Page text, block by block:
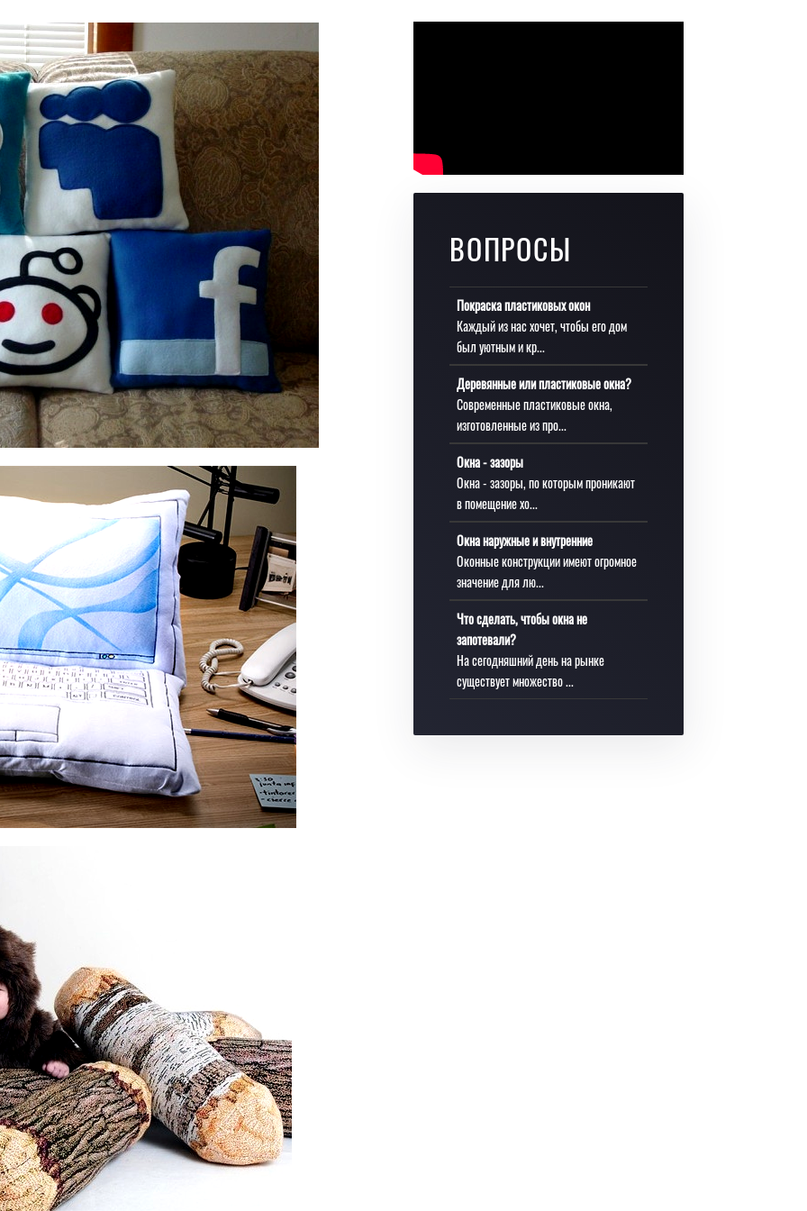
ВОПРОСЫ
Покраска пластиковых окон
Каждый из нас хочет, чтобы его дом
был уютным и кр...
Деревянные или пластиковые окна?
Современные пластиковые окна,
изготовленные из про...
Окна - зазоры
Окна - зазоры, по которым проникают
в помещение хо...
Окна наружные и внутренние
Оконные конструкции имеют огромное
значение для лю...
Что сделать, чтобы окна не
запотевали?
На сегодняшний день на рынке
существует множество ...